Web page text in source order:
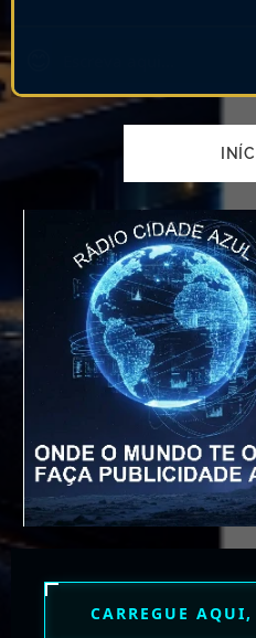
CARREGUE